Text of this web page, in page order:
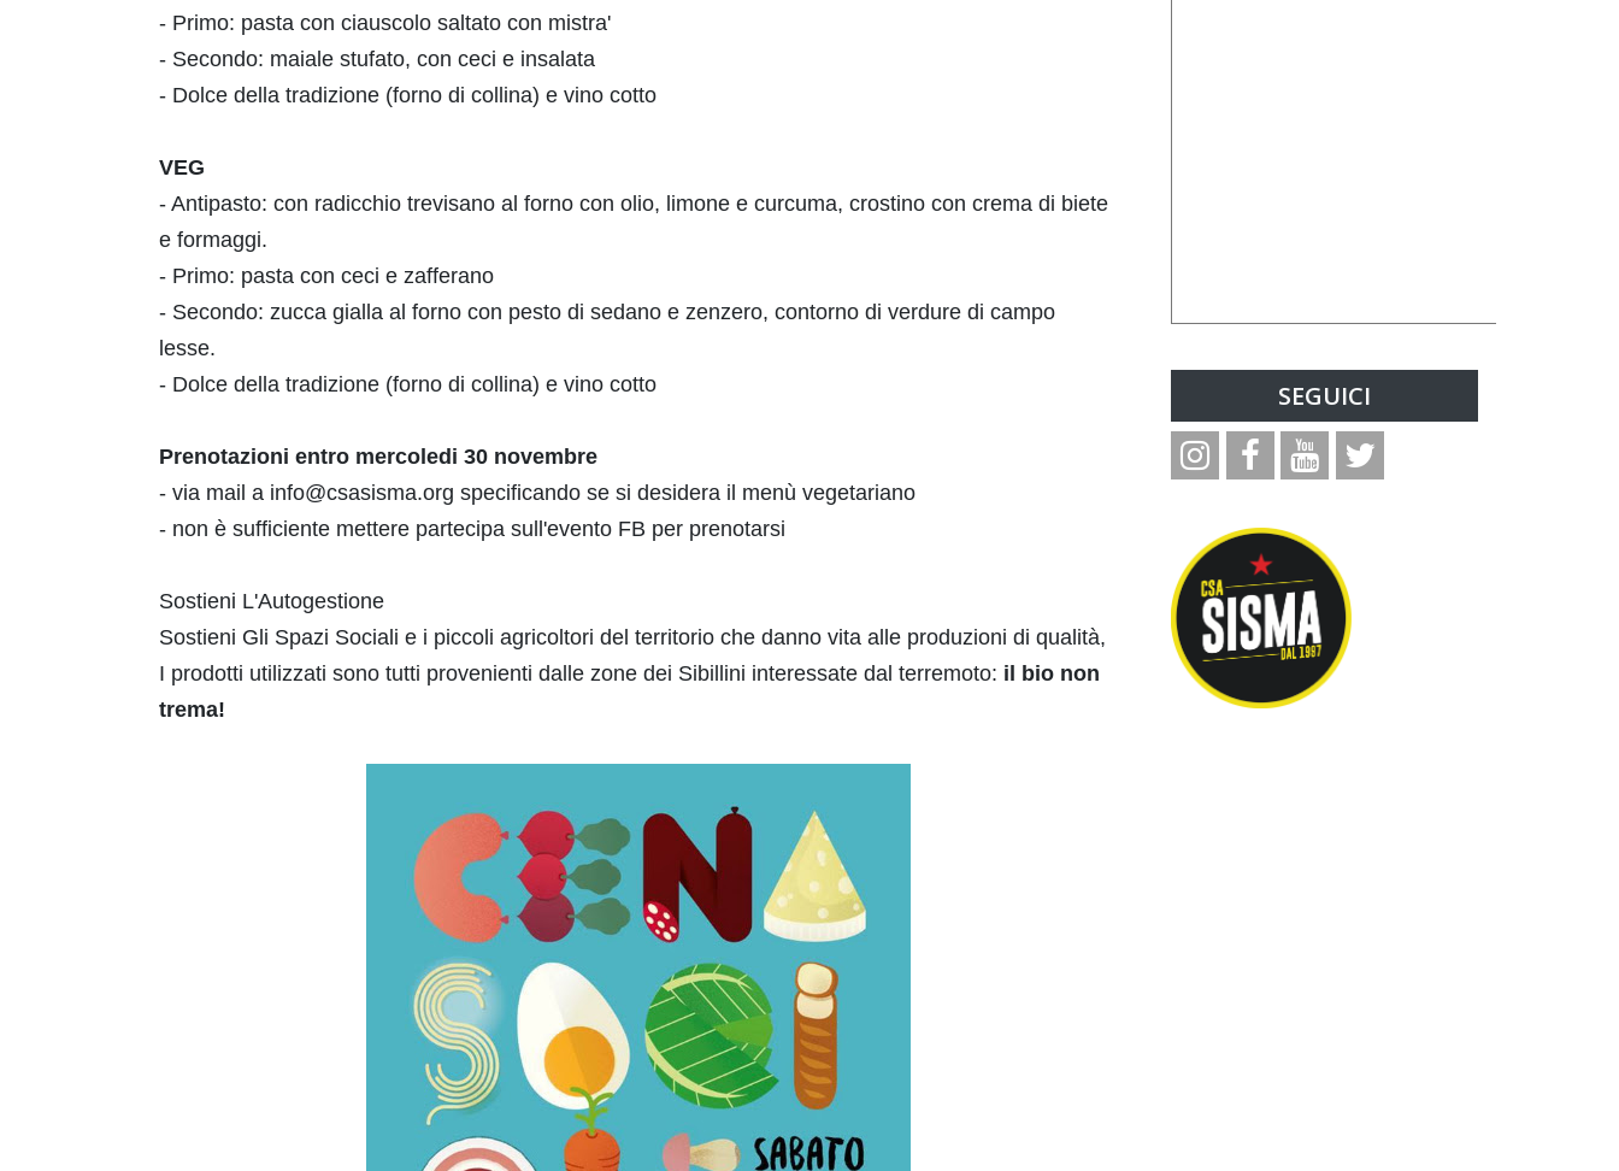
- Primo: pasta con ciauscolo saltato con mistra'
- Secondo: maiale stufato, con ceci e insalata
- Dolce della tradizione (forno di collina) e vino cotto
VEG
- Antipasto: con radicchio trevisano al forno con olio, limone e curcuma, crostino con crema di biete
e formaggi.
- Primo: pasta con ceci e zafferano
- Secondo: zucca gialla al forno con pesto di sedano e zenzero, contorno di verdure di campo
lesse.
- Dolce della tradizione (forno di collina) e vino cotto
Prenotazioni entro mercoledi 30 novembre
- via mail a info@csasisma.org specificando se si desidera il menù vegetariano
- non è sufficiente mettere partecipa sull'evento FB per prenotarsi
Sostieni L'Autogestione
Sostieni Gli Spazi Sociali e i piccoli agricoltori del territorio che danno vita alle produzioni di qualità,
I prodotti utilizzati sono tutti provenienti dalle zone dei Sibillini interessate dal terremoto: il bio non
trema!
SEGUICI